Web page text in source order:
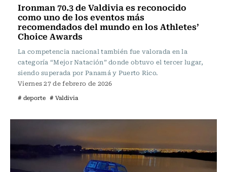
Ironman 70.3 de Valdivia es reconocido
como uno de los eventos más
recomendados del mundo en los Athletes’
Choice Awards
La competencia nacional también fue valorada en la
categoría “Mejor Natación” donde obtuvo el tercer lugar,
siendo superada por Panamá y Puerto Rico.
Viernes 27 de febrero de 2026
# deporte # Valdivia